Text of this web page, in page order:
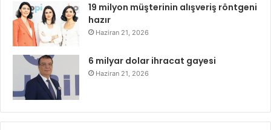
19 milyon müşterinin alışveriş röntgeni
hazır
Haziran 21, 2026
6 milyar dolar ihracat gayesi
Haziran 21, 2026